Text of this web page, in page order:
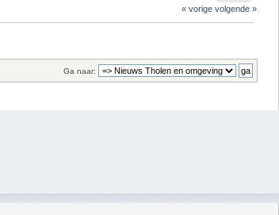
« vorige volgende »
Ga naar: